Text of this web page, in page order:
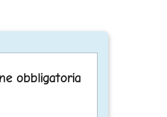
obbligatoria